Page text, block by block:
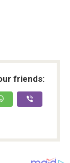
friends: